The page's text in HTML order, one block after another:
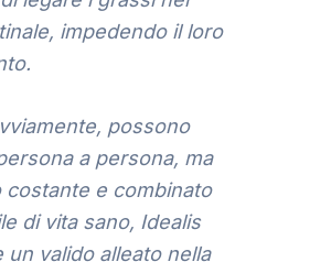
impedendo il loro
possono
a persona, ma
costante e combinato
di vita sano, Idealis
un valido alleato nella